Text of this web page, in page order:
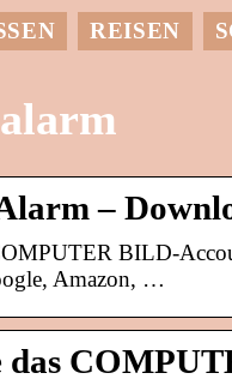
REISEN
–
BILD-
Amazon, …